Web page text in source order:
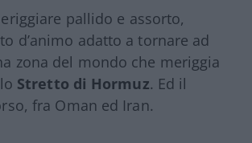
pallido e assorto,
d’animo adatto a tornare ad
zona del mondo che meriggia
Stretto di Hormuz. Ed il
fra Oman ed Iran.